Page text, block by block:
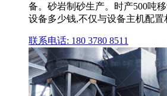
备。砂岩制砂生产。时产500吨
设备多少钱,不仅与设备主机配置
联系电话: 180 3780 8511